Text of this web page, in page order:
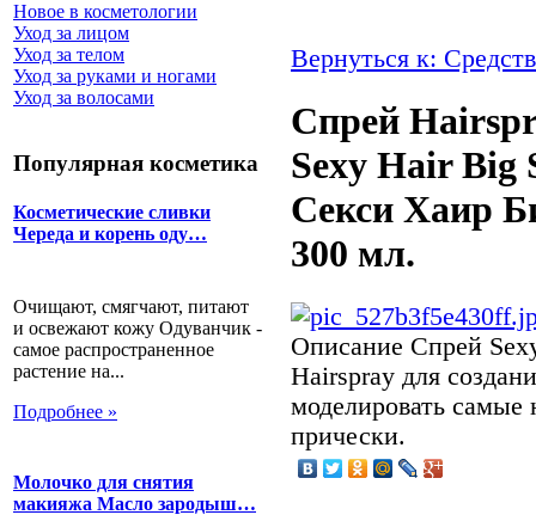
Новое в косметологии
Уход за лицом
Уход за телом
Уход за руками и ногами
Уход за волосами
Популярная косметика
Косметические сливки
Череда и корень оду…
Очищают, смягчают, питают
и освежают кожу Одуванчик -
самое распространенное
растение на...
Подробнее »
Молочко для снятия
макияжа Масло зародыш…
Вернуться к:
Спрей
Sexy Hair Big
Секси Хаир
300 мл.
Описание Спрей
Hairspray для
моделировать самые
прически.